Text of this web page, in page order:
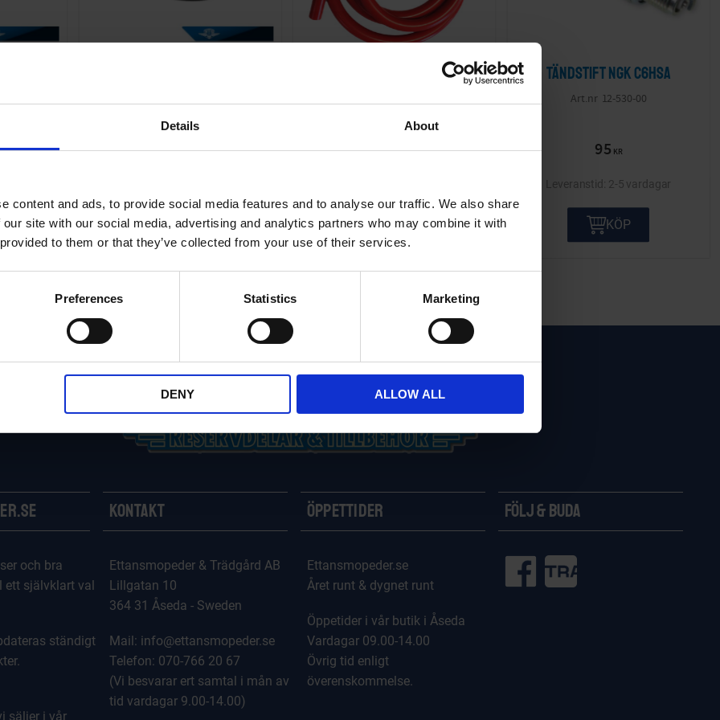
Details About
content and ads, to provide social media features and to analyse our traffic. We also share
site with our social media, advertising and analytics partners who may combine it with
to them or that they’ve collected from your use of their services.
Preferences Statistics Marketing
DENY ALLOW ALL
29KR
KÖP
Tändkabel 7mm röd 1 meter
59KR
KÖP
Tändstift NGK C6HSA
12-530-00
95 KR
2-5 vardagar
KÖP
och bra
ett självklart val
ständigt
säljer i vår
Kontakt
Ettansmopeder & Trädgård AB
Lillgatan 10
364 31 Åseda - Sweden
Mail: info@ettansmopeder.se
Telefon: 070-766 20 67
(Vi besvarar ert samtal i mån av
tid vardagar 9.00-14.00)
Öppettider
Ettansmopeder.se
Året runt & dygnet runt
Öppetider i vår butik i Åseda
Vardagar 09.00-14.00
Övrig tid enligt
överenskommelse.
Följ & Buda